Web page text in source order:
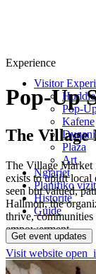
Visitor
Huddle
Pop-
Kafene
Plaza
Art
Ngjarjet
Planifiko
Historitë
Guide
Get event updates
Experience
Pop-Up
The Village
The Village Market
exists to uplift local
seen but valued,
Hallmon, the
thrive,
empowerment.
Visit website